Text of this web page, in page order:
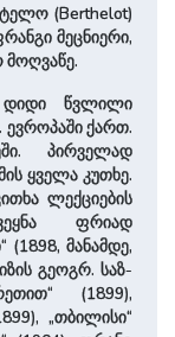
(Berthelot)
მეცნიერი,
დიდი წვლილი
ქართ.
პირველად
ყველა კუთხე.
ლექციების
ფრიად
(1898, მანამდე,
გეოგრ. საზ-
(1899),
„თბილისი“